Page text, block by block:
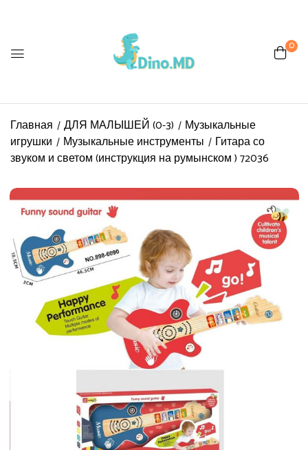
0
Главная ДЛЯ МАЛЫШЕЙ (0-3)
Музыкальные
игрушки
Музыкальные инструменты
Гитара со
звуком и светом (инструкция на румынском ) 72036